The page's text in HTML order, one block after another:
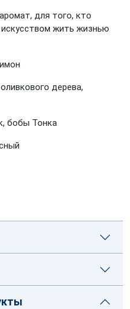
для того, кто
жить жизнью
дерева,
бобы Тонка